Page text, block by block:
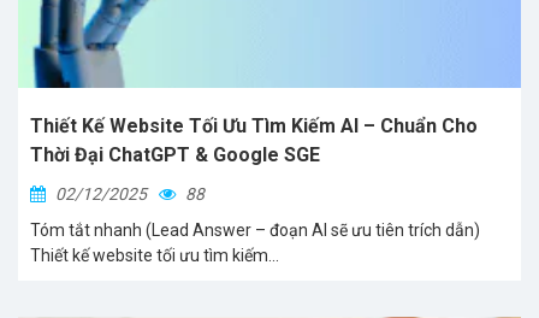
Thiết Kế Website Tối Ưu Tìm Kiếm AI – Chuẩn Cho
Thời Đại ChatGPT & Google SGE
02/12/2025
88
Tóm tắt nhanh (Lead Answer – đoạn AI sẽ ưu tiên trích dẫn)
Thiết kế website tối ưu tìm kiếm...